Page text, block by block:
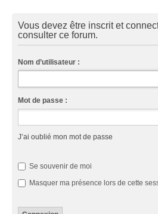
Vous devez être inscrit et
consulter ce forum.
Nom d’utilisateur :
Mot de passe :
J’ai oublié mon mot de passe
Se souvenir de moi
Masquer ma présence lors de cette